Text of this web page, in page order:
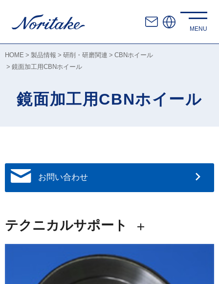
HOME 製品情報 研削・研磨関連
CBNホイール
鏡面加工用CBNホイール
鏡面加工用CBNホイール
お問い合わせ
テクニカルサポート